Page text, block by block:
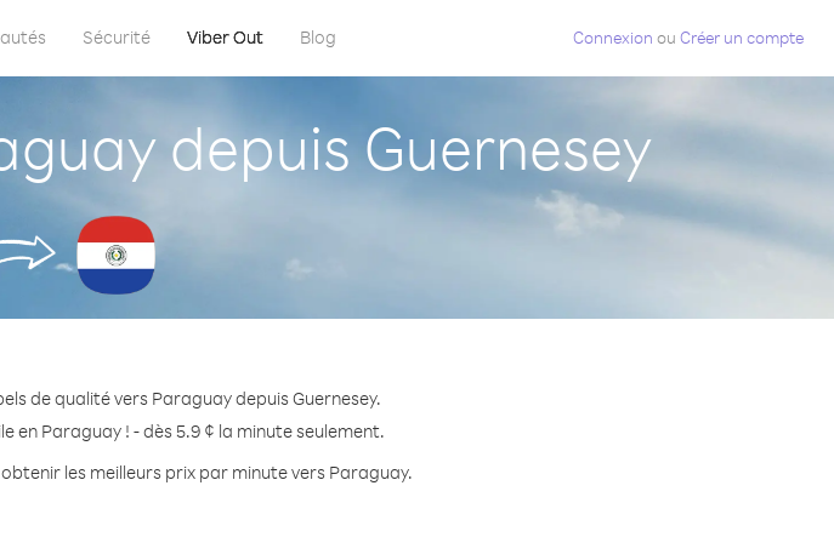
Sécurité Viber Out Blog Connexion ou Créer un compte
depuis Guernesey
de qualité vers Paraguay depuis Guernesey.
en Paraguay ! - dès 5.9 ¢ la minute seulement.
les meilleurs prix par minute vers Paraguay.